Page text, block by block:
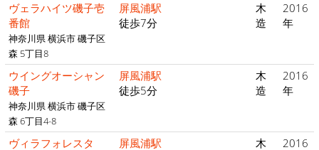
ヴェラハイツ磯子壱
番館
神奈川県 横浜市 磯子区
森 5丁目8
屏風浦駅
徒歩7分
木
造
2016
年
ウイングオーシャン
磯子
神奈川県 横浜市 磯子区
森 6丁目4-8
屏風浦駅
徒歩5分
木
造
2016
年
ヴィラフォレスタ
屏風浦駅
木
2016